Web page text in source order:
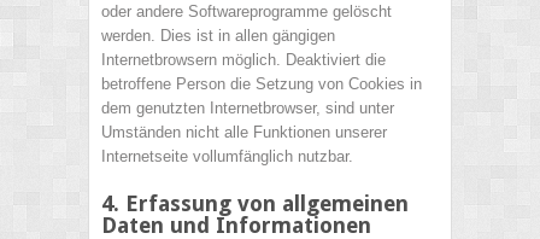
oder andere Softwareprogramme gelöscht
werden. Dies ist in allen gängigen
Internetbrowsern möglich. Deaktiviert die
betroffene Person die Setzung von Cookies in
dem genutzten Internetbrowser, sind unter
Umständen nicht alle Funktionen unserer
Internetseite vollumfänglich nutzbar.
4. Erfassung von allgemeinen
Daten und Informationen